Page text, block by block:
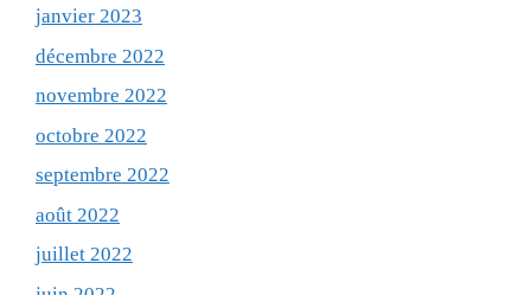
janvier 2023
décembre 2022
novembre 2022
octobre 2022
septembre 2022
août 2022
juillet 2022